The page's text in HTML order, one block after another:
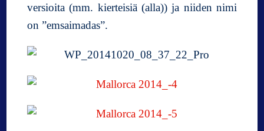
versioita (mm. kierteisiä (alla)) ja niiden nimi
on ”emsaimadas”.